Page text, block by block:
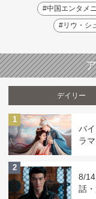
#中国エンタメ
#リウ・シ
デイリー
1
バ
ラ
2
8/
話・